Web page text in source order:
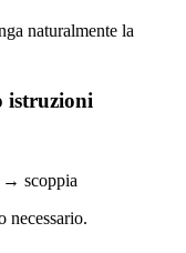
naturalmente la
istruzioni
→ scoppia
necessario.